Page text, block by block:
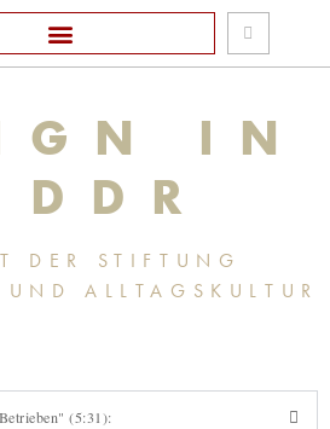
IN
DER STIFTUNG
ALLTAGSKULTUR
(5:31):